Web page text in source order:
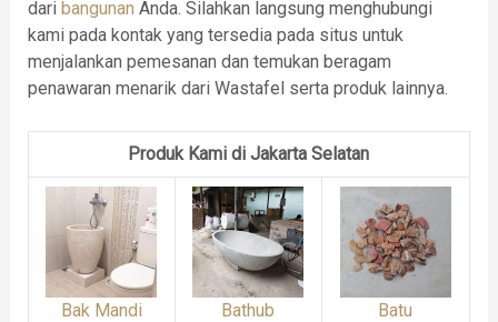
dari bangunan Anda. Silahkan langsung menghubungi
kami pada kontak yang tersedia pada situs untuk
menjalankan pemesanan dan temukan beragam
penawaran menarik dari Wastafel serta produk lainnya.
Produk Kami di Jakarta Selatan
Bak Mandi Bathub Batu